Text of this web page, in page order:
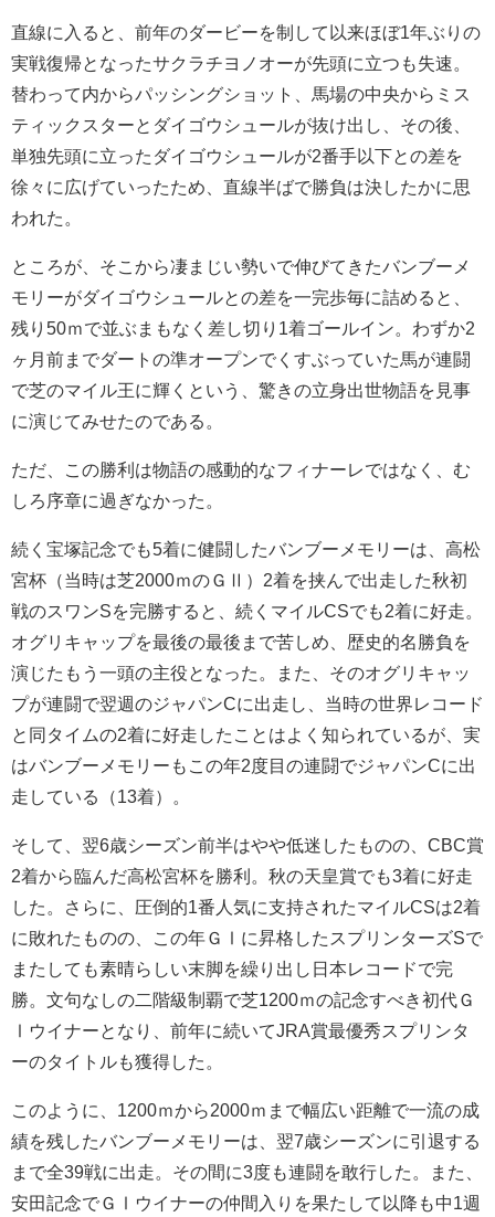
直線に入ると、前年のダービーを制して以来ほぼ1年ぶりの
実戦復帰となったサクラチヨノオーが先頭に立つも失速。
替わって内からパッシングショット、馬場の中央からミス
ティックスターとダイゴウシュールが抜け出し、その後、
単独先頭に立ったダイゴウシュールが2番手以下との差を
徐々に広げていったため、直線半ばで勝負は決したかに思
われた。
ところが、そこから凄まじい勢いで伸びてきたバンブーメ
モリーがダイゴウシュールとの差を一完歩毎に詰めると、
残り50ｍで並ぶまもなく差し切り1着ゴールイン。わずか2
ヶ月前までダートの準オープンでくすぶっていた馬が連闘
で芝のマイル王に輝くという、驚きの立身出世物語を見事
に演じてみせたのである。
ただ、この勝利は物語の感動的なフィナーレではなく、む
しろ序章に過ぎなかった。
続く宝塚記念でも5着に健闘したバンブーメモリーは、高松
宮杯（当時は芝2000ｍのＧⅡ）2着を挟んで出走した秋初
戦のスワンSを完勝すると、続くマイルCSでも2着に好走。
オグリキャップを最後の最後まで苦しめ、歴史的名勝負を
演じたもう一頭の主役となった。また、そのオグリキャッ
プが連闘で翌週のジャパンCに出走し、当時の世界レコード
と同タイムの2着に好走したことはよく知られているが、実
はバンブーメモリーもこの年2度目の連闘でジャパンCに出
走している（13着）。
そして、翌6歳シーズン前半はやや低迷したものの、CBC賞
2着から臨んだ高松宮杯を勝利。秋の天皇賞でも3着に好走
した。さらに、圧倒的1番人気に支持されたマイルCSは2着
に敗れたものの、この年ＧⅠに昇格したスプリンターズSで
またしても素晴らしい末脚を繰り出し日本レコードで完
勝。文句なしの二階級制覇で芝1200ｍの記念すべき初代Ｇ
Ⅰウイナーとなり、前年に続いてJRA賞最優秀スプリンタ
ーのタイトルも獲得した。
このように、1200ｍから2000ｍまで幅広い距離で一流の成
績を残したバンブーメモリーは、翌7歳シーズンに引退する
まで全39戦に出走。その間に3度も連闘を敢行した。また、
安田記念でＧⅠウイナーの仲間入りを果たして以降も中1週